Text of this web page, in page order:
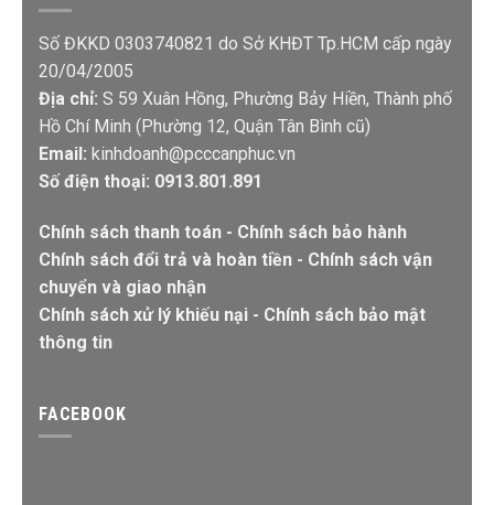
Số ĐKKD 0303740821 do Sở KHĐT Tp.HCM cấp ngày
20/04/2005
Địa chỉ: S 59 Xuân Hồng, Phường Bảy Hiền, Thành phố
Hồ Chí Minh (Phường 12, Quận Tân Bình cũ)
Email: kinhdoanh@pcccanphuc.vn
Số điện thoại: 0913.801.891
Chính sách thanh toán - Chính sách bảo hành
Chính sách đổi trả và hoàn tiền - Chính sách vận
chuyển và giao nhận
Chính sách xử lý khiếu nại - Chính sách bảo mật
thông tin
FACEBOOK